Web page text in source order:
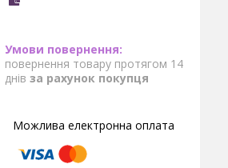
повернення товару протягом 14
днів за рахунок покупця